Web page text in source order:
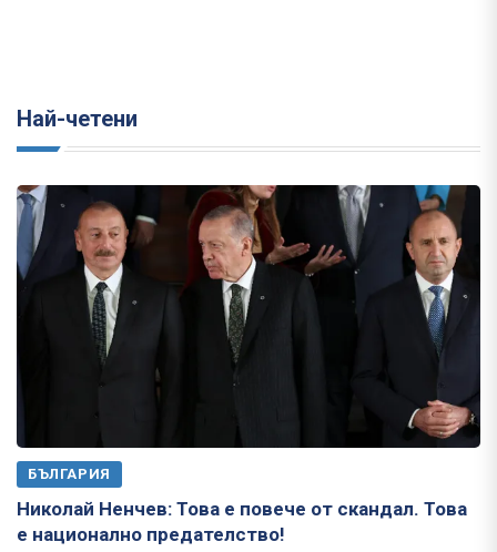
Най-четени
БЪЛГАРИЯ
Николай Ненчев: Това е повече от скандал. Това
е национално предателство!